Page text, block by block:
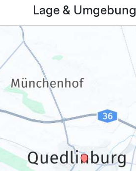
p.P. ab
Lage & Umgebung